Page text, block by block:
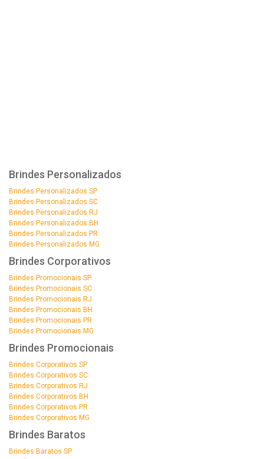
Brindes Personalizados
Brindes Personalizados SP
Brindes Personalizados SC
Brindes Personalizados RJ
Brindes Personalizados BH
Brindes Personalizados PR
Brindes Personalizados MG
Brindes Corporativos
Brindes Promocionais SP
Brindes Promocionais SC
Brindes Promocionais RJ
Brindes Promocionais BH
Brindes Promocionais PR
Brindes Promocionais MG
Brindes Promocionais
Brindes Corporativos SP
Brindes Corporativos SC
Brindes Corporativos RJ
Brindes Corporativos BH
Brindes Corporativos PR
Brindes Corporativos MG
Brindes Baratos
Brindes Baratos SP